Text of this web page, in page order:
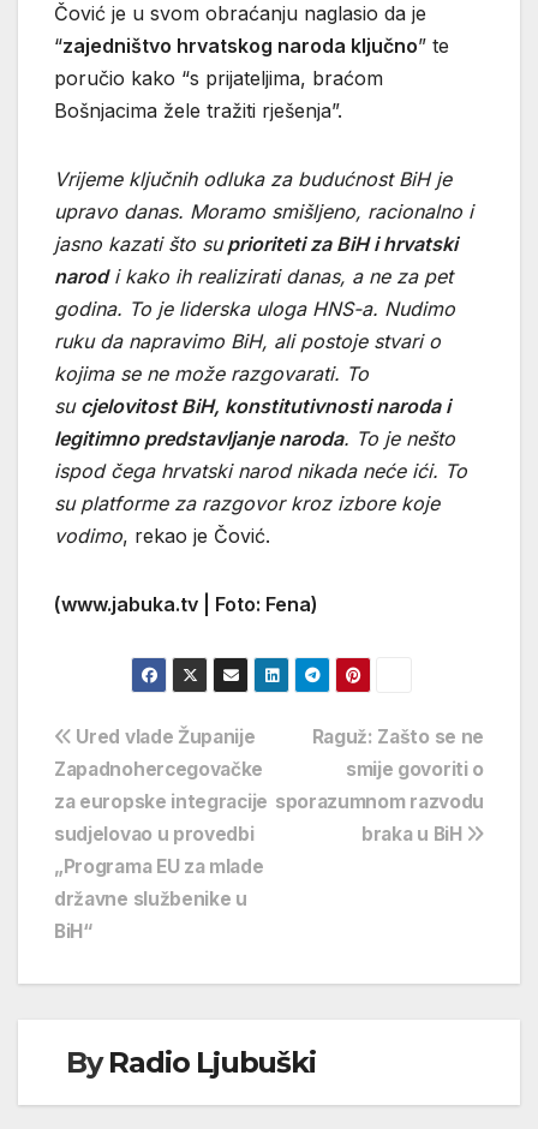
Čović je u svom obraćanju naglasio da je
“zajedništvo hrvatskog naroda ključno” te
poručio kako “s prijateljima, braćom
Bošnjacima žele tražiti rješenja”.
Vrijeme ključnih odluka za budućnost BiH je
upravo danas. Moramo smišljeno, racionalno i
jasno kazati što suprioriteti za BiH i hrvatski
narodi kako ih realizirati danas, a ne za pet
godina. To je liderska uloga HNS-a. Nudimo
ruku da napravimo BiH, ali postoje stvari o
kojima se ne može razgovarati. To
su cjelovitost BiH, konstitutivnosti naroda i
legitimno predstavljanje naroda. To je nešto
ispod čega hrvatski narod nikada neće ići. To
su platforme za razgovor kroz izbore koje
vodimo, rekao je Čović.
(www.jabuka.tv | Foto: Fena)
Navigacija
objava
Raguž: Zašto se ne
smije govoriti o
sporazumnom razvodu
braka u BiH
Ured vlade Županije
Zapadnohercegovačke
za europske integracije
sudjelovao u provedbi
„Programa EU za mlade
državne službenike u
BiH“
ByRadio Ljubuški